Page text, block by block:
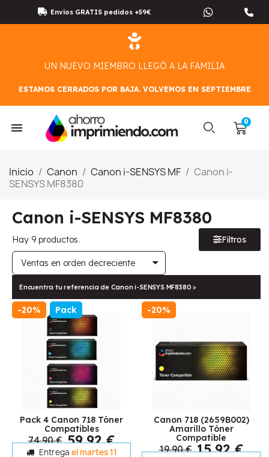
Envíos GRATIS pedidos +59€
UN NUEVO MIEMBRO LLEGÓ A LA FAMILIA
ESTAMOS CERRADOS POR BAJA. VOLVEMOS EN SEPTIEMBRE
Inicio Canon Canon i-SENSYS MF
Canon i-
SENSYS MF8380
Canon i-SENSYS MF8380
Hay 9 productos. Filtros
Encuentra tu referencia de Canon i-SENSYS MF8380 >
-20% Pack
Pack 4 Canon 718 Tóner
Compatibles
74,90 € 59,92 €
Entrega el martes 11
-20%
Canon 718 (2659B002)
Amarillo Tóner
Compatible
19,90 € 15,92 €